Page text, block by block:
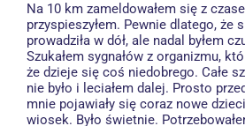
Na 10 km zameldowałem się z
przyspieszyłem. Pewnie dlatego, że
prowadziła w dół, ale nadal byłem
Szukałem sygnałów z organizmu,
że dzieje się coś niedobrego. Całe
nie było i leciałem dalej. Prosto
mnie pojawiały się coraz nowe
wiosek. Było świetnie.